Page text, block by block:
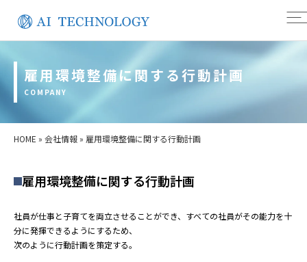
雇用環境整備に関する行動計画
COMPANY
HOME » 会社情報 » 雇用環境整備に関する行動計画
雇用環境整備に関する行動計画
社員が仕事と子育てを両立させることができ、すべての社員がその能力を十
分に発揮できるようにするため、
次のように行動計画を策定する。